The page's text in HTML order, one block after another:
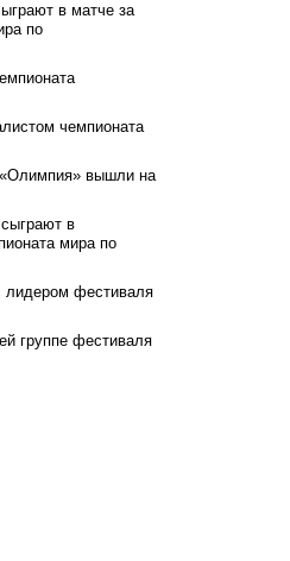
в матче за
по
чемпионата
«Олимпия» вышли на
в
мира по
лидером фестиваля
группе фестиваля